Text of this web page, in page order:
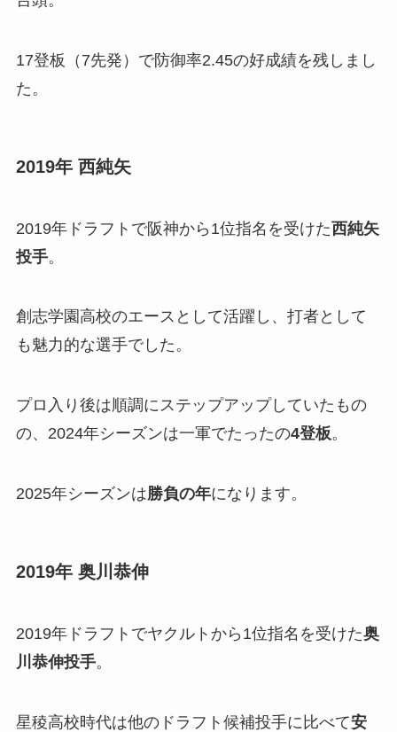
17登板（7先発）で防御率2.45の好成績を残しまし
た。
2019年 西純矢
2019年ドラフトで阪神から1位指名を受けた西純矢
投手。
創志学園高校のエースとして活躍し、打者として
も魅力的な選手でした。
プロ入り後は順調にステップアップしていたもの
の、2024年シーズンは一軍でたったの4登板。
2025年シーズンは勝負の年になります。
2019年 奥川恭伸
2019年ドラフトでヤクルトから1位指名を受けた奥
川恭伸投手。
星稜高校時代は他のドラフト候補投手に比べて安